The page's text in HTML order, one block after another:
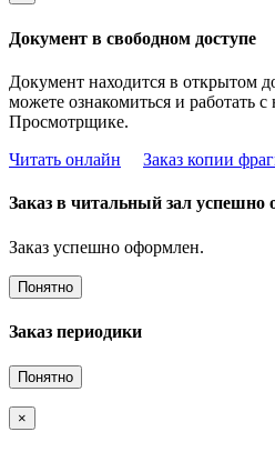
Документ в свободном доступе
Документ находится в открытом
можете ознакомиться и работать
Просмотрщике.
Читать онлайн
Заказ копии
Заказ в читальный зал успешно
Заказ успешно оформлен.
Понятно
Заказ периодики
Понятно
×